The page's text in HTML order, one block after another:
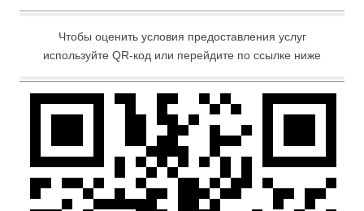
Чтобы оценить условия предоставления услуг
используйте QR-код или перейдите по ссылке ниже